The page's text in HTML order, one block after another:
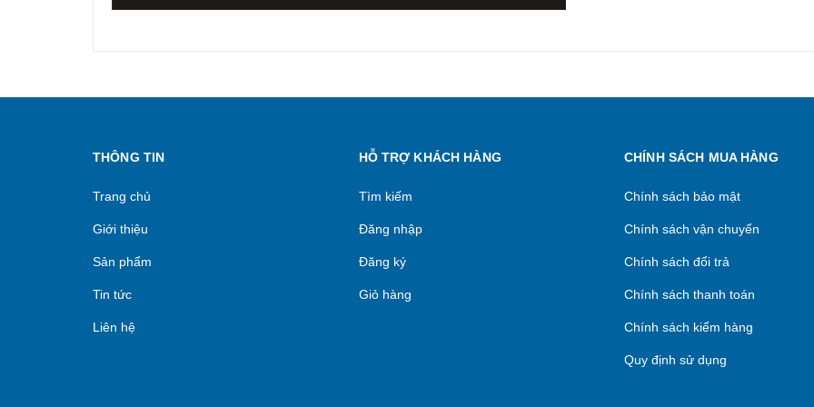
THÔNG TIN
Trang chủ
Giới thiệu
Sản phẩm
Tin tức
Liên hệ
HỖ TRỢ KHÁCH HÀNG
Tìm kiếm
Đăng nhập
Đăng ký
Giỏ hàng
CHÍNH SÁCH MUA HÀNG
Chính sách bảo mật
Chính sách vận chuyển
Chính sách đổi trả
Chính sách thanh toán
Chính sách kiểm hàng
Quy định sử dụng